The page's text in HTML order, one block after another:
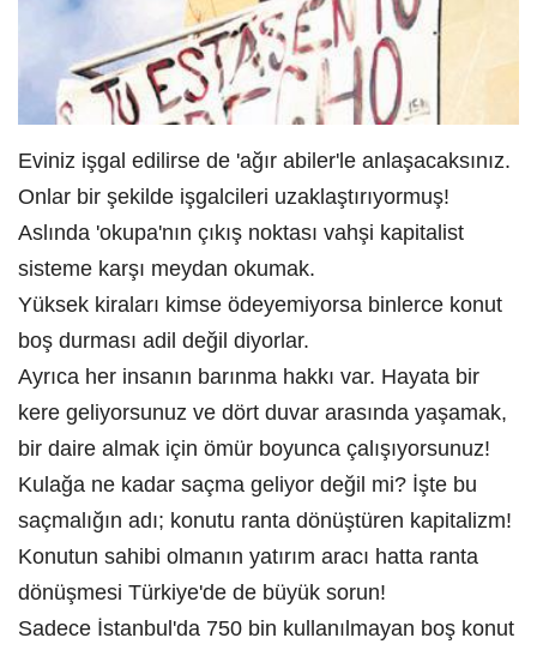
Eviniz işgal edilirse de 'ağır abiler'le anlaşacaksınız.
Onlar bir şekilde işgalcileri uzaklaştırıyormuş!
Aslında 'okupa'nın çıkış noktası vahşi kapitalist
sisteme karşı meydan okumak.
Yüksek kiraları kimse ödeyemiyorsa binlerce konut
boş durması adil değil diyorlar.
Ayrıca her insanın barınma hakkı var. Hayata bir
kere geliyorsunuz ve dört duvar arasında yaşamak,
bir daire almak için ömür boyunca çalışıyorsunuz!
Kulağa ne kadar saçma geliyor değil mi? İşte bu
saçmalığın adı; konutu ranta dönüştüren kapitalizm!
Konutun sahibi olmanın yatırım aracı hatta ranta
dönüşmesi Türkiye'de de büyük sorun!
Sadece İstanbul'da 750 bin kullanılmayan boş konut